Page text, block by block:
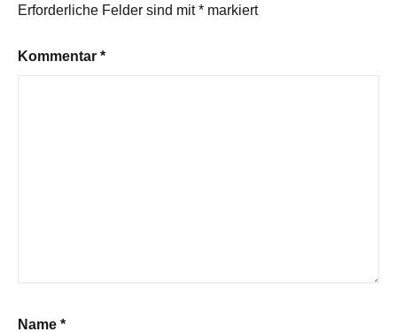
Erforderliche Felder sind mit* markiert
Kommentar *
Name *